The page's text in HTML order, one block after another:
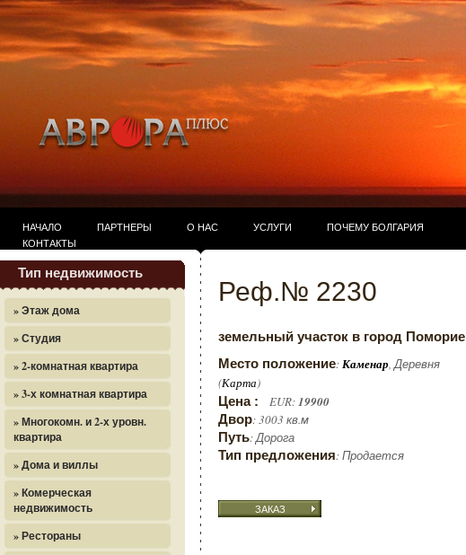
НАЧАЛО ПАРТНЕРЫ О НАС УСЛУГИ
ПОЧЕМУ БОЛГАРИЯ
КОНТАКТЫ
Тип недвижимость
» Этаж дома
» Студия
» 2-комнатная квартира
» 3-х комнатная квартира
» Многокомн. и 2-х уровн.
квартира
» Дома и виллы
» Комерческая
недвижимость
» Рестораны
Реф.№ 2230
земельный участок в город Поморие
Место положение: Каменар, Деревня
(Карта)
Цена : EUR:19900
Двор: 3003 кв.м
Путь: Дорога
Тип предложения: Продается
ЗАКАЗ